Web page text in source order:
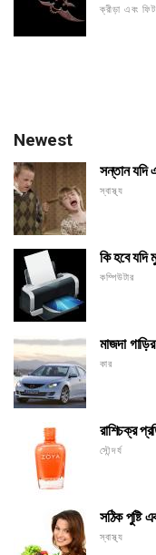
ক্রীড়া এবং
Newest
সন্তান যদি
স্বাস্থ্য
কি হবে যদি
কম্পিউটার
মাজদা
কার
রাশিচক্র
সৌন্দর্য
সঠিক পুষ্টি
স্বাস্থ্য